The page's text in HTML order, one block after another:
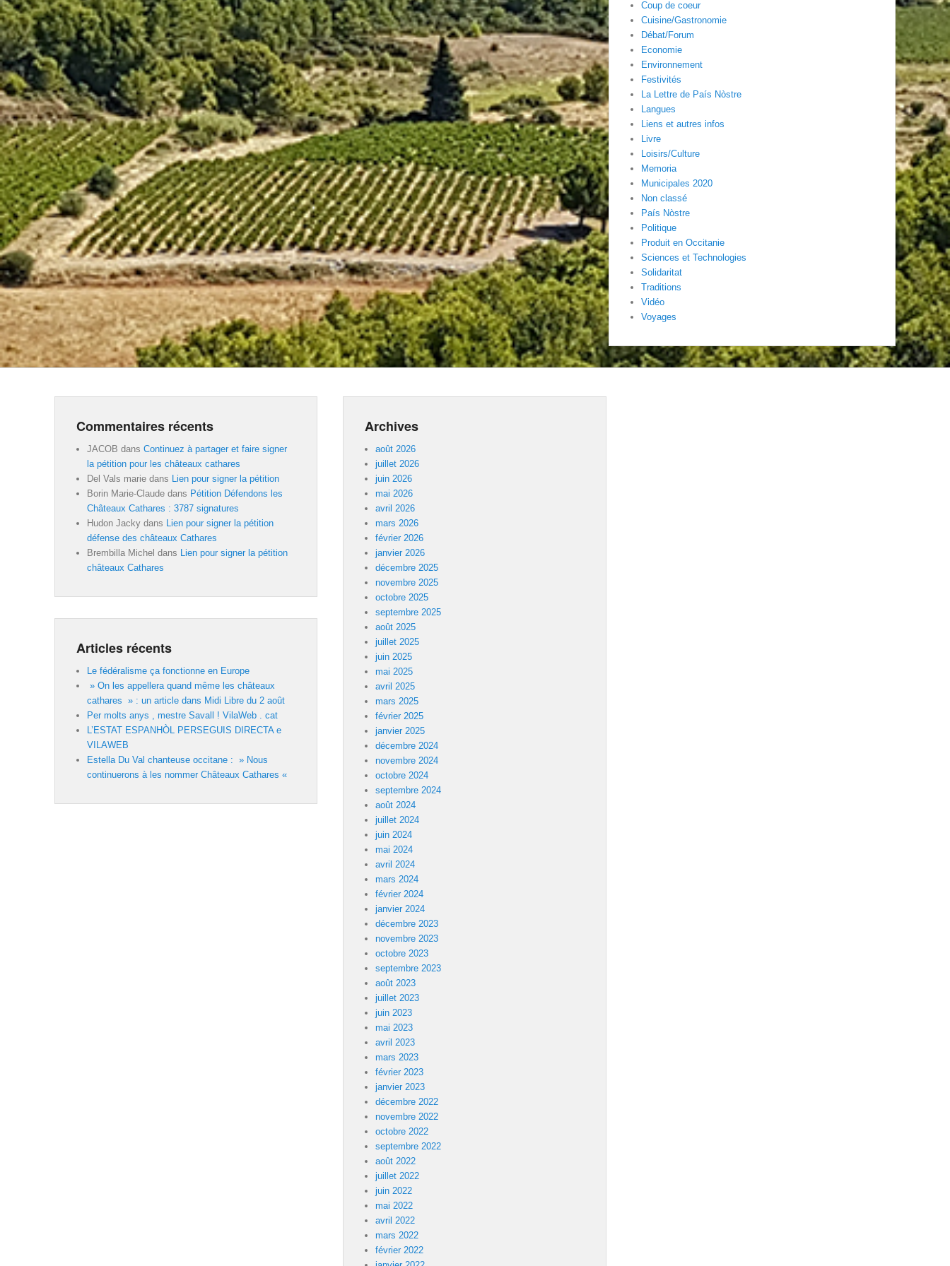
Coup de coeur
Cuisine/Gastronomie
Débat/Forum
Economie
Environnement
Festivités
La Lettre de País Nòstre
Langues
Liens et autres infos
Livre
Loisirs/Culture
Memoria
Municipales 2020
Non classé
País Nòstre
Politique
Produit en Occitanie
Sciences et Technologies
Solidaritat
Traditions
Vidéo
Voyages
Commentaires récents
JACOB dans Continuez à partager et faire signer
la pétition pour les châteaux cathares
Del Vals marie dans
Lien pour signer la pétition
Borin Marie-Claude dans Pétition Défendons les
Châteaux Cathares : 3787 signatures
Hudon Jacky dans
Lien pour signer la pétition
défense des châteaux Cathares
Brembilla Michel dans
Lien pour signer la pétition
châteaux Cathares
Articles récents
Le fédéralisme ça fonctionne en Europe
» On les appellera quand même les châteaux
cathares » : un article dans Midi Libre du 2 août
Per molts anys , mestre Savall ! VilaWeb . cat
L’ESTAT ESPANHÒL PERSEGUIS DIRECTA e
VILAWEB
Estella Du Val chanteuse occitane : » Nous
continuerons à les nommer Châteaux Cathares «
Archives
août 2026
juillet 2026
juin 2026
mai 2026
avril 2026
mars 2026
février 2026
janvier 2026
décembre 2025
novembre 2025
octobre 2025
septembre 2025
août 2025
juillet 2025
juin 2025
mai 2025
avril 2025
mars 2025
février 2025
janvier 2025
décembre 2024
novembre 2024
octobre 2024
septembre 2024
août 2024
juillet 2024
juin 2024
mai 2024
avril 2024
mars 2024
février 2024
janvier 2024
décembre 2023
novembre 2023
octobre 2023
septembre 2023
août 2023
juillet 2023
juin 2023
mai 2023
avril 2023
mars 2023
février 2023
janvier 2023
décembre 2022
novembre 2022
octobre 2022
septembre 2022
août 2022
juillet 2022
juin 2022
mai 2022
avril 2022
mars 2022
février 2022